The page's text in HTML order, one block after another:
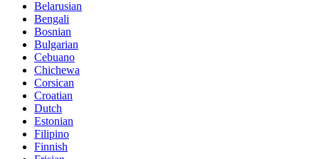
Belarusian
Bengali
Bosnian
Bulgarian
Cebuano
Chichewa
Corsican
Croatian
Dutch
Estonian
Filipino
Finnish